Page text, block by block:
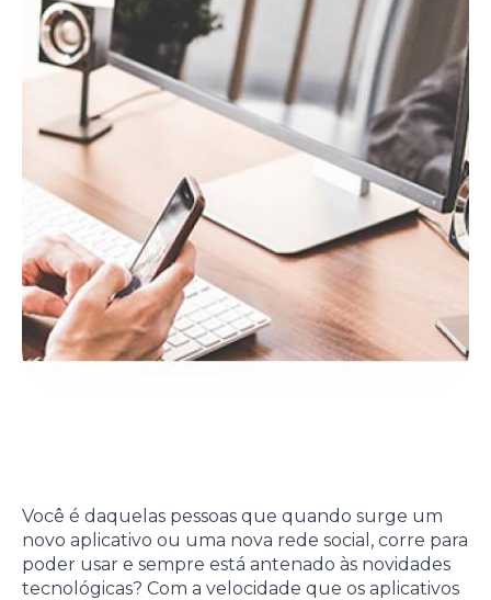
Você é daquelas pessoas que quando surge um
novo aplicativo ou uma nova rede social, corre para
poder usar e sempre está antenado às novidades
tecnológicas? Com a velocidade que os aplicativos